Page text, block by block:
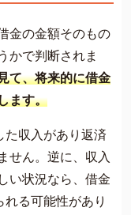
金の金額そのもの
かで判断されま
て、将来的に借金
ます。
た収入があり返済
せん。逆に、収入
い状況なら、借金
る可能性があり